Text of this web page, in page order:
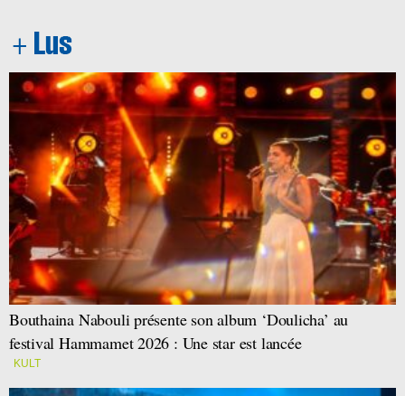
Bouthaina Nabouli présente son album ‘Doulicha’ au
festival Hammamet 2026 : Une star est lancée
KULT